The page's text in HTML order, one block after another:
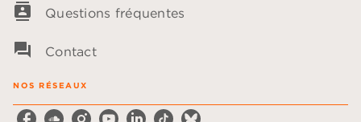
contacts Questions fréquentes
question_answer Contact
NOS RÉSEAUX